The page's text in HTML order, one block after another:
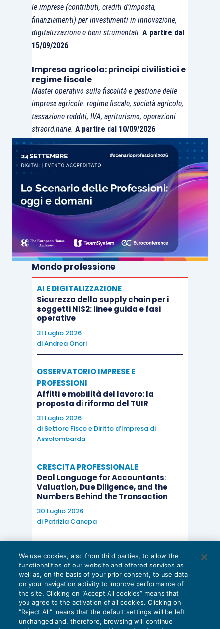
le imprese (contributi, crediti d’imposta,
finanziamenti) per investimenti in innovazione,
digitalizzazione e beni strumentali. A partire dal
15/09/2026
Impresa agricola: principi civilistici e
regime fiscale
Master operativo sulla fiscalità e gestione delle
imprese agricole: regime fiscale, società agricole,
tassazione redditi, IVA, agriturismo, operazioni
straordinarie. A partire dal 10/09/2026
Mondo professione
AI E DIGITALIZZAZIONE
Sicurezza della supply chain per i
soggetti NIS2: linee guida e fasi
operative
31 Luglio 2026
diAndrea Onori
OSSERVATORIO IMPRESE E
PROFESSIONI
Affitti e mobilità del lavoro: la
proposta di riforma del TUIR
31 Luglio 2026
di Settore Fisco e Diritto d’Impresa di
Assolombarda
CRESCITA PROFESSIONALE
Deal Language for Accountants:
Valuation, Due Diligence, and the
Numbers Behind the Transaction
30 Luglio 2026
di Patrizia Canepa
EU AI Act e studi professionali: le
scadenze concrete
27 Luglio 2026
di Diego BarberieStefano Dovier
We use cookies, also from third parties, to allow the
functionalities of our website and offered services as
well as, on the basis of your prior consent, to use data
on your navigation activity to improve performance of
the site. Clicking on “Accept All cookies” means that
you agree to the activation of all cookies. Clicking on
"Reject All" means that the default settings will be left
unchanged and, therefore, browsing will continue